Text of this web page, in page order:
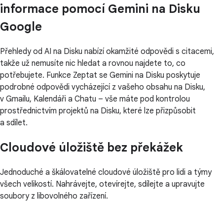
informace pomocí Gemini na Disku
Google
Přehledy od AI na Disku nabízí okamžité odpovědi s citacemi,
takže už nemusíte nic hledat a rovnou najdete to, co
potřebujete. Funkce Zeptat se Gemini na Disku poskytuje
podrobné odpovědi vycházející z vašeho obsahu na Disku,
v Gmailu, Kalendáři a Chatu – vše máte pod kontrolou
prostřednictvím projektů na Disku, které lze přizpůsobit
a sdílet.
Cloudové úložiště bez překážek
Jednoduché a škálovatelné cloudové úložiště pro lidi a týmy
všech velikostí. Nahrávejte, otevírejte, sdílejte a upravujte
soubory z libovolného zařízení.